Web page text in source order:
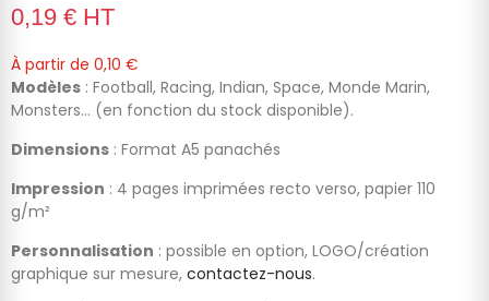
0,19 € HT
À partir de 0,10 €
Modèles : Football, Racing, Indian, Space, Monde Marin,
Monsters... (en fonction du stock disponible).
Dimensions : Format A5 panachés
Impression : 4 pages imprimées recto verso, papier 110
g/m²
Personnalisation : possible en option, LOGO/création
graphique sur mesure, contactez-nous.